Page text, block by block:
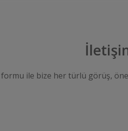
ile bize her türlü görüş,